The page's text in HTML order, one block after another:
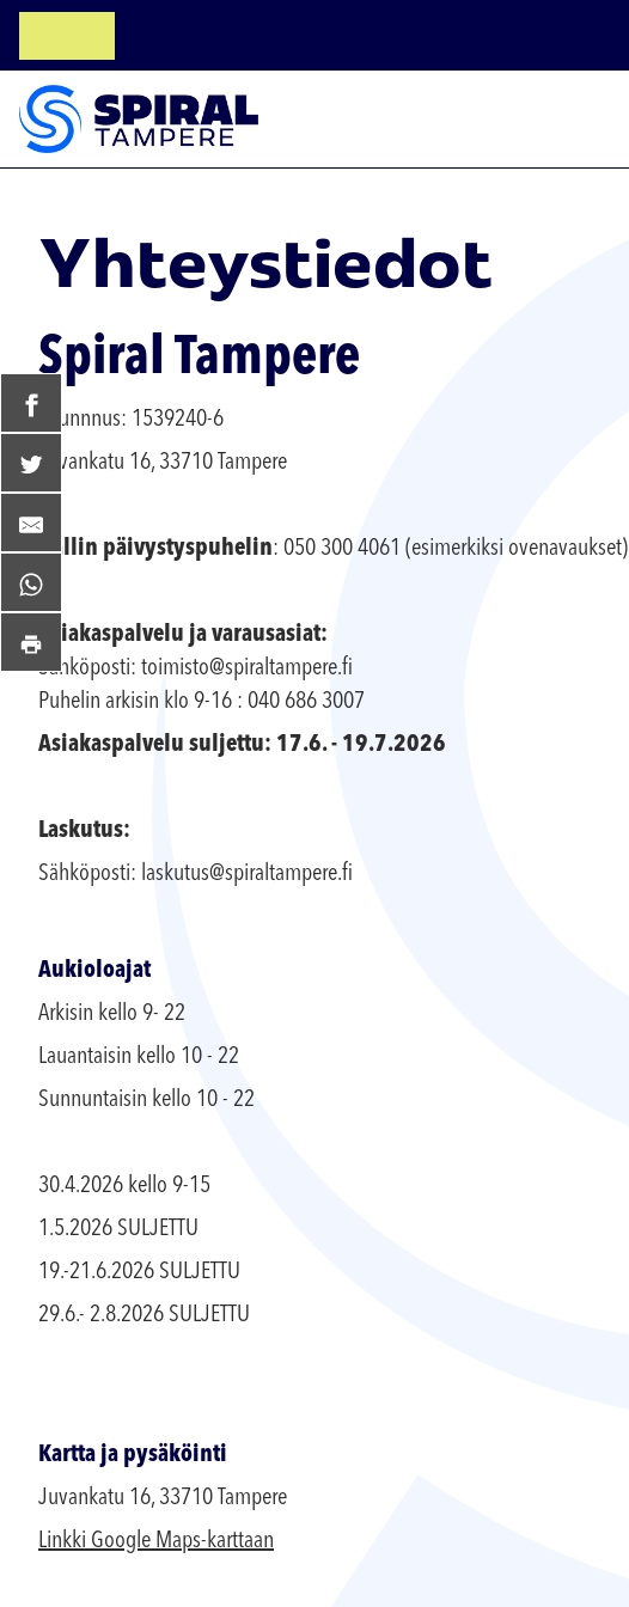
Yhteystiedot
Spiral Tampere
Y-tunnnus: 1539240-6
Juvankatu 16, 33710 Tampere
Hallin päivystyspuhelin: 050 300 4061 (esimerkiksi ovenavaukset)
Asiakaspalvelu ja varausasiat:
Sähköposti: toimisto@spiraltampere.fi
Puhelin arkisin klo 9-16 : 040 686 3007
Asiakaspalvelu suljettu: 17.6. - 19.7.2026
Laskutus:
Sähköposti: laskutus@spiraltampere.fi
Aukioloajat
Arkisin kello 9- 22
Lauantaisin kello 10 - 22
Sunnuntaisin kello 10 - 22
30.4.2026 kello 9-15
1.5.2026 SULJETTU
19.-21.6.2026 SULJETTU
29.6.- 2.8.2026 SULJETTU
Kartta ja pysäköinti
Juvankatu 16, 33710 Tampere
Linkki Google Maps-karttaan